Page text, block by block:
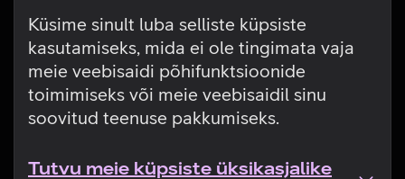
Küsime sinult luba selliste küpsiste
kasutamiseks, mida ei ole tingimata vaja
meie veebisaidi põhifunktsioonide
toimimiseks või meie veebisaidil sinu
soovitud teenuse pakkumiseks.
Tutvu meie küpsiste üksikasjalike
Tehniline viga